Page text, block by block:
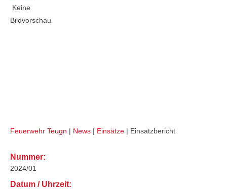
Keine
Bildvorschau
Feuerwehr Teugn | News | Einsätze | Einsatzbericht
Nummer:
2024/01
Datum / Uhrzeit: